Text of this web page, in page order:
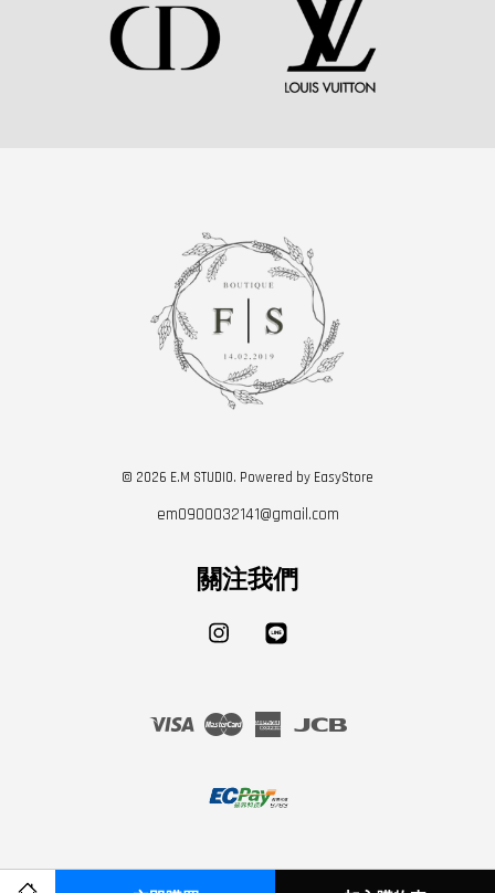
© 2026 E.M STUDIO. Powered by EasyStore
em0900032141@gmail.com
關注我們
Instagram
Visa Master
American